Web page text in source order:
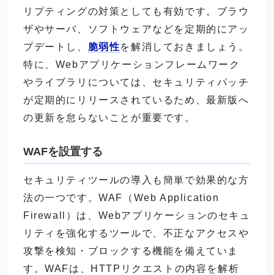
リプティングの対策としても有効です。ブラウ
ザやサーバ、ソフトウェアなどを定期的にアッ
プデートし、 脆弱性を解消しておきましょう。
特に、Webアプリケーションフレームワーク
やライブラリについては、セキュリティパッチ
が定期的にリリースされているため、最新版へ
の更新を怠らないことが重要です。
WAFを設置する
セキュリティツールの導入も簡単で効果的な方
法の一つです。WAF（Web Application
Firewall）は、Webアプリケーションのセキュ
リティを強化するツールで、不正なアクセスや
攻撃を検知・ブロックする機能を備えていま
す。WAFは、HTTPリクエストの内容を解析